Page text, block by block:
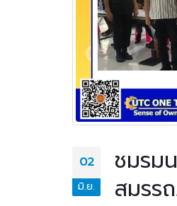
02
มิ.ย.
ชมรม
สมรร